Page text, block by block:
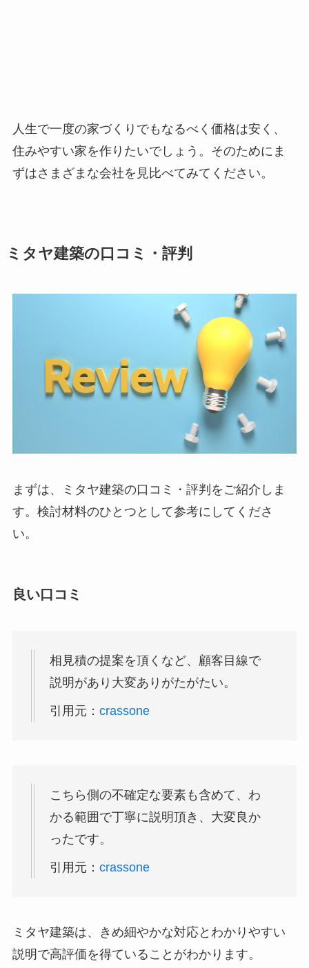
人生で一度の家づくりでもなるべく価格は安く、
住みやすい家を作りたいでしょう。そのためにま
ずはさまざまな会社を見比べてみてください。
ミタヤ建築の口コミ・評判
まずは、ミタヤ建築の口コミ・評判をご紹介しま
す。検討材料のひとつとして参考にしてくださ
い。
良い口コミ
相見積の提案を頂くなど、顧客目線で
説明があり大変ありがたがたい。
引用元： crassone
こちら側の不確定な要素も含めて、わ
かる範囲で丁寧に説明頂き、大変良か
ったです。
引用元： crassone
ミタヤ建築は、きめ細やかな対応とわかりやすい
説明で高評価を得ていることがわかります。